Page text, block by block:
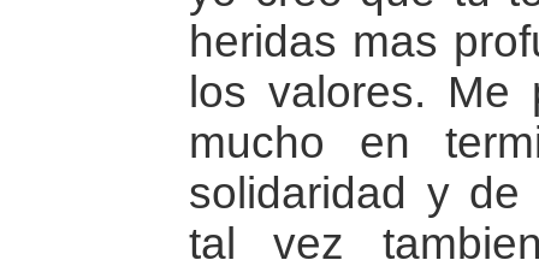
heridas mas
los valores. Me
mucho en
solidaridad y de
tal vez